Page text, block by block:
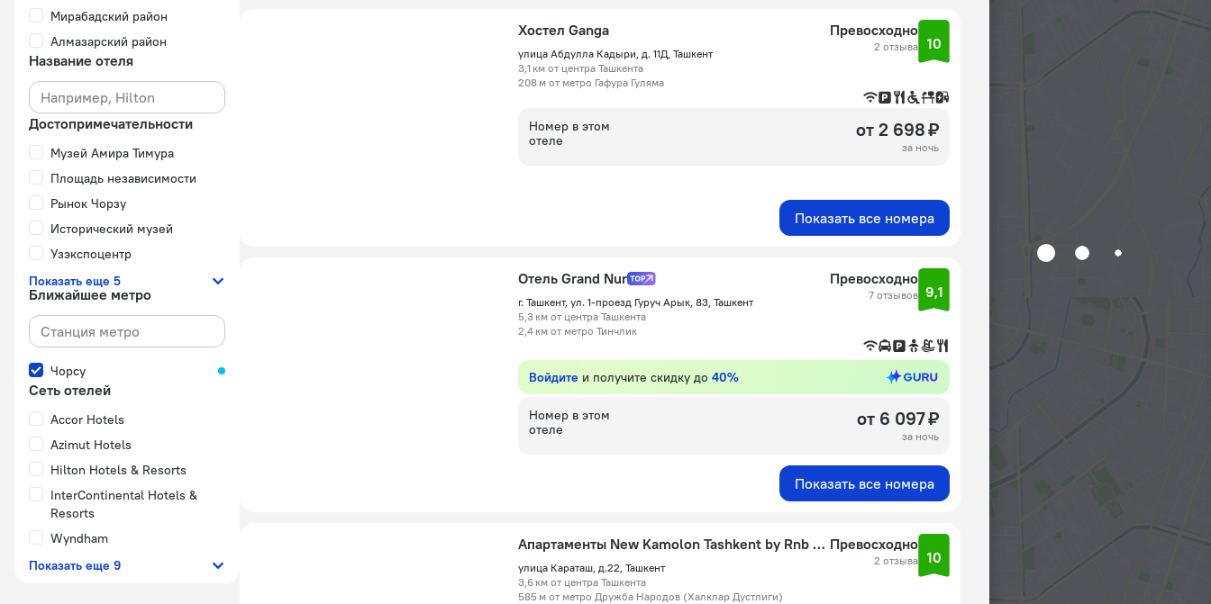
Мирабадский район
Алмазарский район
Название отеля
Достопримечательности
Музей Амира Тимура
Площадь независимости
Рынок Чорзу
Исторический музей
Узэкспоцентр
Показать еще 5
Ближайшее метро
Чорсу
Сеть отелей
Accor Hotels
Azimut Hotels
Hilton Hotels & Resorts
InterContinental Hotels &
Resorts
Wyndham
Показать еще 9
Хостел Ganga
улица Абдулла Кадыри, д. 11Д, Ташкент
3,1 км от центра Ташкента
208 м от метро Гафура Гуляма
Превосходно
2 отзыва 10
Номер в этом
отеле
от 2 698 ₽
за ночь
Показать все номера
Отель Grand Nur
г. Ташкент, ул. 1-проезд Гуруч Арык, 83, Ташкент
5,3 км от центра Ташкента
2,4 км от метро Тинчлик
Превосходно
7 отзывов 9,1
Войдите и получите скидку до 40%
Номер в этом
отеле
от 6 097 ₽
за ночь
Показать все номера
Апартаменты New Kamolon Tashkent by Rnb estate
улица Караташ, д.22, Ташкент
3,6 км от центра Ташкента
585 м от метро Дружба Народов (Халклар Дустлиги)
Превосходно
2 отзыва 10